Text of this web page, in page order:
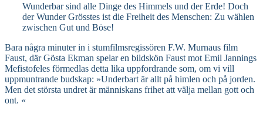
Wunderbar sind alle Dinge des Himmels und der Erde! Doch
der Wunder Grösstes ist die Freiheit des Menschen: Zu wählen
zwischen Gut und Böse!
Bara några minuter in i stumfilmsregissören F.W. Murnaus film
Faust, där Gösta Ekman spelar en bildskön Faust mot Emil Jannings
Mefistofeles förmedlas detta lika uppfordrande som, om vi vill
uppmuntrande budskap: »Underbart är allt på himlen och på jorden.
Men det största undret är människans frihet att välja mellan gott och
ont. «